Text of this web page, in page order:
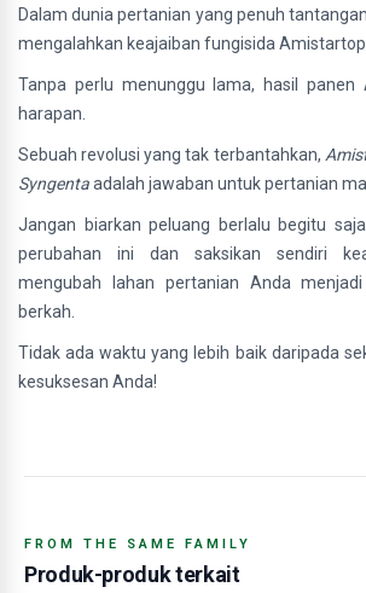
Dalam dunia pertanian yang penuh
mengalahkan keajaiban fungisida Amistartop.
Tanpa perlu menunggu lama, hasil panen
harapan.
Sebuah revolusi yang tak terbantahkan,
Syngentaadalah jawaban untuk pertanian
Jangan biarkan peluang berlalu begitu
perubahan ini dan saksikan sendiri
mengubah lahan pertanian Anda
berkah.
Tidak ada waktu yang lebih baik daripada
kesuksesan Anda!
FROM THE SAME FAMILY
Produk-produk terkait